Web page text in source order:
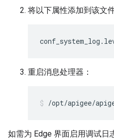
将以下属性添加到该文件
重启消息处理器：
/opt/apigee/
如需为 Edge 界面启用调试日